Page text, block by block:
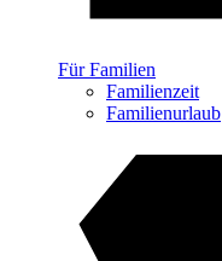
Für Familien
Familienzeit
Familienurlaub